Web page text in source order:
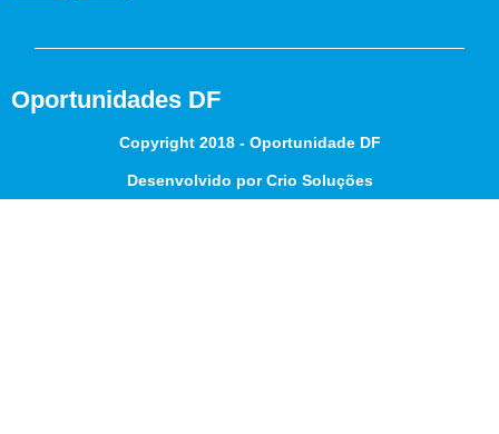
Oportunidades DF
Copyright 2018 - Oportunidade DF
Desenvolvido por Crio Soluções